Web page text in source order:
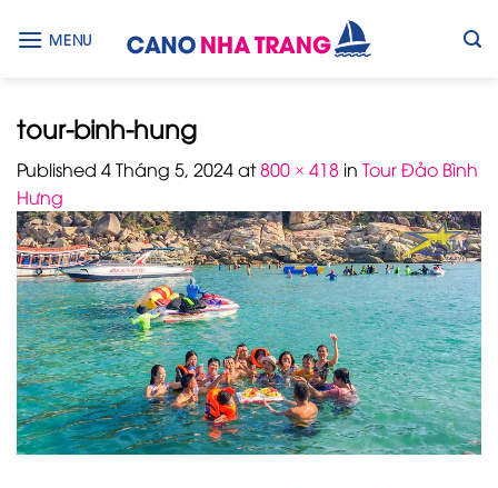
MENU
tour-binh-hung
Published 4 Tháng 5, 2024at800 × 418 in Tour Đảo Bình
Hưng